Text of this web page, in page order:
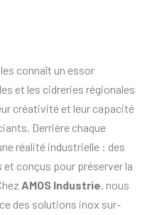
connaît un essor
et les cidreries régionales
créativité et leur capacité
Derrière chaque
réalité industrielle : des
conçus pour préserver la
AMOS Industrie, nous
des solutions inox sur-